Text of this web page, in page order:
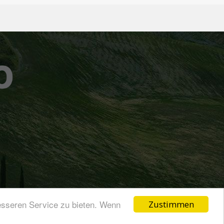
Zustimmen
Service zu bieten. Wenn